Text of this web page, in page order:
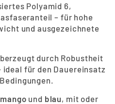
Polyamid 6,
– für hohe
und ausgezeichnete
durch Robustheit
ideal für den Dauereinsatz
mango und blau, mit oder